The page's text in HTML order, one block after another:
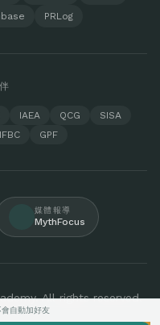
PRLog
IAEA QCG
SISA
IFBC GPF
媒體報導
MythFocus
All rights reserved.
會自動加好友